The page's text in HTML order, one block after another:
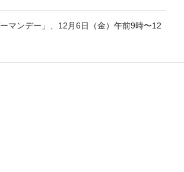
ーマンデー」、12月6日（金）午前9時〜12